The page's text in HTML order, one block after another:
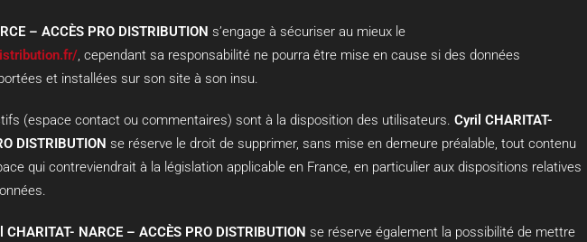
– ACCÈS PRO DISTRIBUTION s’engage à sécuriser au mieux le
, cependant sa responsabilité ne pourra être mise en cause si des données
et installées sur son site à son insu.
(espace contact ou commentaires) sont à la disposition des utilisateurs. Cyril CHARITAT-
DISTRIBUTION se réserve le droit de supprimer, sans mise en demeure préalable, tout contenu
qui contreviendrait à la législation applicable en France, en particulier aux dispositions relatives
CHARITAT- NARCE – ACCÈS PRO DISTRIBUTION se réserve également la possibilité de mettre